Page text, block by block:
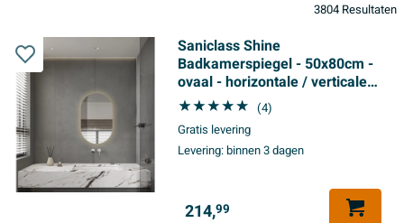
3804 Resultaten
Saniclass Shine
Badkamerspiegel - 50x80cm -
ovaal - horizontale / verticale
plaatsing - indirecte LED
verlichting -
Spiegelverwarming - Infrarood
(4)
Gratis levering
Levering:binnen 3 dagen
214,99